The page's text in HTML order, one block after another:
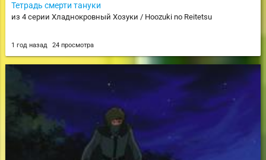
Тетрадь смерти тануки
из 4 серии Хладнокровный Хозуки / Hoozuki no Reitetsu
1 год назад 24 просмотра